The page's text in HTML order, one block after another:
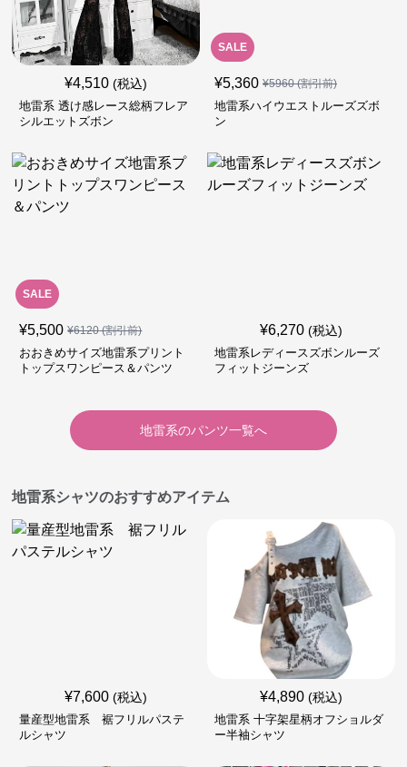
¥4,510 (税込)
地雷系 透け感レース総柄フレア
シルエットズボン
SALE
¥5,360 ¥5960(割引前)
地雷系ハイウエストルーズズボ
ン
SALE
¥5,500 ¥6120(割引前)
おおきめサイズ地雷系プリント
トップスワンピース＆パンツ
¥6,270 (税込)
地雷系レディースズボンルーズ
フィットジーンズ
地雷系のパンツ一覧へ
地雷系シャツのおすすめアイテム
¥7,600 (税込)
量産型地雷系 裾フリルパステ
ルシャツ
¥4,890 (税込)
地雷系 十字架星柄オフショルダ
ー半袖シャツ